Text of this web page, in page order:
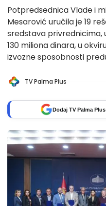
Potpredsednica Vlade i
Mesarović uručila je 19
sredstava privrednicima,
130 miliona dinara, u
izvozne sposobnosti
TV Palma Plus
Dodaj TV Palma